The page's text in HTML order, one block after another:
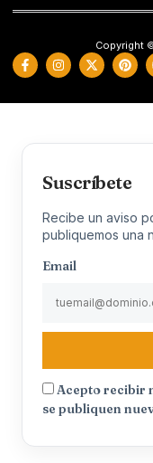
Copyright
Suscríbete
Recibe un aviso
publiquemos una
Email
Acepto recibir
se publiquen